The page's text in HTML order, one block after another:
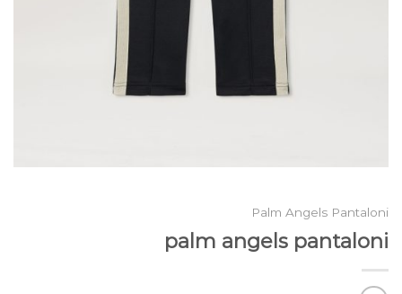
Palm Angels Pantaloni
palm angels pantaloni